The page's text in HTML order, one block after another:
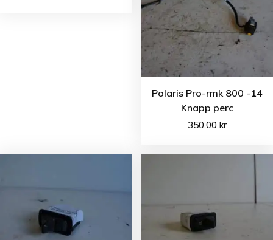
Polaris Pro-rmk 800 -14
Knapp perc
350.00 kr